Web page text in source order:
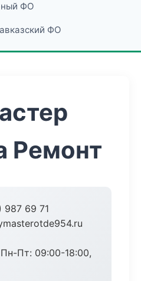
ФО
ФО
Ремонт
987 69 71
Пн-Пт: 09:00-18:00,